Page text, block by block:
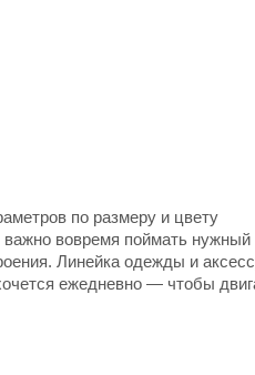
по размеру и цвету
вовремя поймать
Линейка одежды и
ежедневно — чтобы